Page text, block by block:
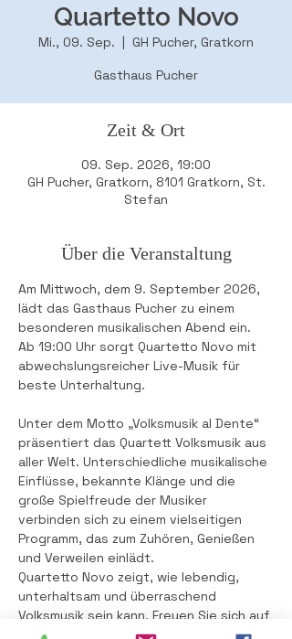
Quartetto Novo
Mi., 09. Sep.
  |
GH Pucher, Gratkorn
Gasthaus Pucher
Zeit & Ort
09. Sep. 2026, 19:00
GH Pucher, Gratkorn, 8101 Gratkorn, St.
Stefan
Über die Veranstaltung
Am Mittwoch, dem 9. September 2026,
lädt das Gasthaus Pucher zu einem
besonderen musikalischen Abend ein.
Ab 19:00 Uhr sorgt Quartetto Novo mit
abwechslungsreicher Live-Musik für
beste Unterhaltung.
Unter dem Motto „Volksmusik al Dente“
präsentiert das Quartett Volksmusik aus
aller Welt. Unterschiedliche musikalische
Einflüsse, bekannte Klänge und die
große Spielfreude der Musiker
verbinden sich zu einem vielseitigen
Programm, das zum Zuhören, Genießen
und Verweilen einlädt.
Quartetto Novo zeigt, wie lebendig,
unterhaltsam und überraschend
Volksmusik sein kann. Freuen Sie sich auf
einen stimmungsvollen Abend, gute